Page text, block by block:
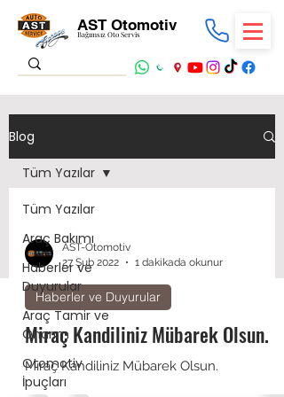
AST Otomotiv
Bağımsız Oto Servis
Blog
Tüm Yazılar
Araç Bakımı
Haberler ve
Duyurular
Araç Tamir ve
Onarım
Otomotiv
İpuçları
Tüm Yazılar
AST-Otomotiv
27 Şub 2022
1 dakikada okunur
Haberler ve Duyurular
Miraç Kandiliniz Mübarek Olsun.
Miraç Kandiliniz Mübarek Olsun.